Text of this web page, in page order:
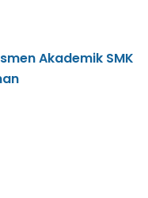
Akademik SMK